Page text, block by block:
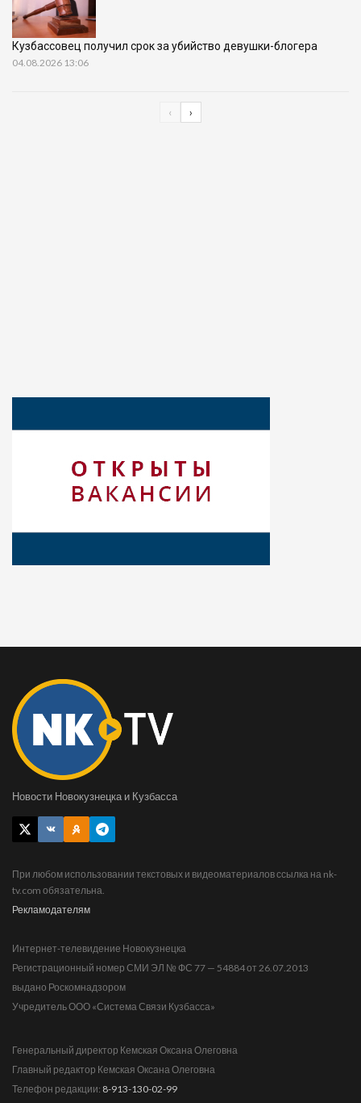
Кузбассовец получил срок за убийство девушки-блогера
04.08.2026 13:06
‹ ›
Новости Новокузнецка и Кузбасса
При любом использовании текстовых и видеоматериалов ссылка на nk-
tv.com обязательна.
Рекламодателям
Интернет-телевидение Новокузнецка
Регистрационный номер СМИ ЭЛ № ФС 77 — 54884 от 26.07.2013
выдано Роскомнадзором
Учредитель ООО «Система Связи Кузбасса»
Генеральный директор Кемская Оксана Олеговна
Главный редактор Кемская Оксана Олеговна
Телефон редакции: 8-913-130-02-99